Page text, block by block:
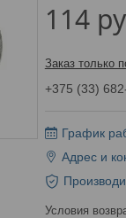
114
Заказ только
+375 (33)
График
Адрес и